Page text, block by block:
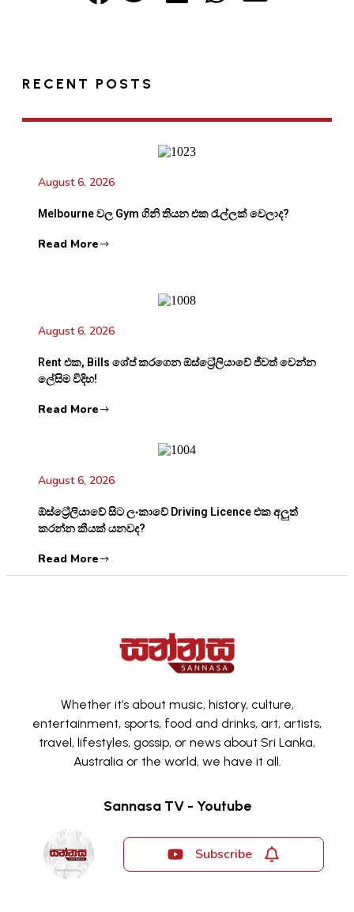
RECENT POSTS
August 6, 2026
Melbourne වල Gym ගිනි තියන එක රැල්ලක් වෙලාද?
Read More
August 6, 2026
Rent එක, Bills ශේප් කරගෙන ඕස්ට්‍රේලියාවේ ජීවත් වෙන්න
ලේසිම විදිහ!
Read More
August 6, 2026
ඕස්ට්‍රේලියාවේ සිට ලංකාවේ Driving Licence එක අලුත්
කරන්න කීයක් යනවද?
Read More
Whether it’s about music, history, culture,
entertainment, sports, food and drinks, art, artists,
travel, lifestyles, gossip, or news about Sri Lanka,
Australia or the world, we have it all.
Sannasa TV - Youtube
Subscribe